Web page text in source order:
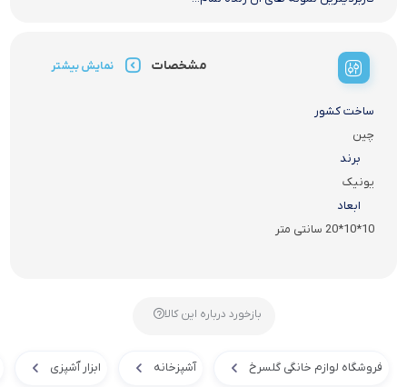
مشخصات نمایش بیشتر
ساخت کشور
چین
برند
یونیک
ابعاد
10*10*20 سانتی متر
بازخورد درباره این کالا
فروشگاه لوازم خانگی گلسرخ آشپزخانه ابزار آَشپزی